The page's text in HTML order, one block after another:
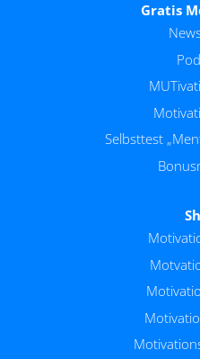
Gratis
Selbsttest